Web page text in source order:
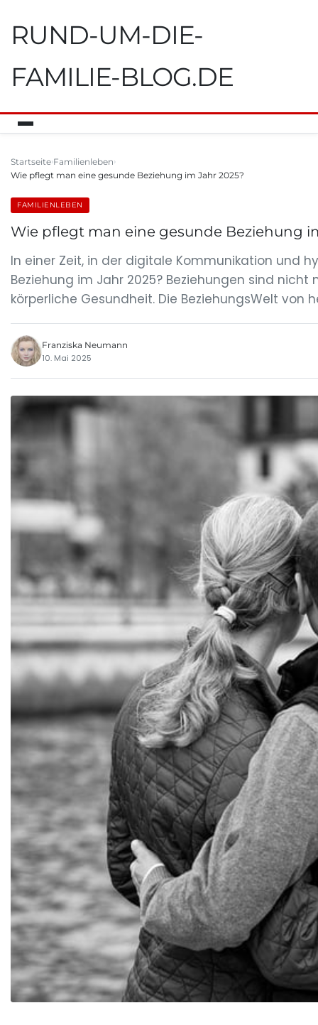
RUND-UM-DIE-
FAMILIE-BLOG.DE
Startseite Familienleben
Wie pflegt man eine gesunde Beziehung im Jahr 2025?
FAMILIENLEBEN
Wie pflegt man eine gesunde Beziehung
In einer Zeit, in der digitale Kommunikation und
Beziehung im Jahr 2025? Beziehungen sind
körperliche Gesundheit. Die BeziehungsWelt
Franziska Neumann
10. Mai 2025